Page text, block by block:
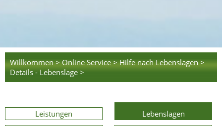
Willkommen > Online Service > Hilfe nach Lebenslagen >
Details - Lebenslage >
Leistungen
Lebenslagen